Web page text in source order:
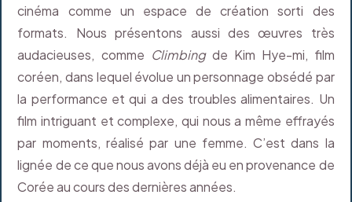
cinéma comme un espace de création sorti des
formats. Nous présentons aussi des œuvres très
audacieuses, comme Climbingde Kim Hye-mi, film
coréen, dans lequel évolue un personnage obsédé par
la performance et qui a des troubles alimentaires. Un
film intriguant et complexe, qui nous a même effrayés
par moments, réalisé par une femme. C’est dans la
lignée de ce que nous avons déjà eu en provenance de
Corée au cours des dernières années.